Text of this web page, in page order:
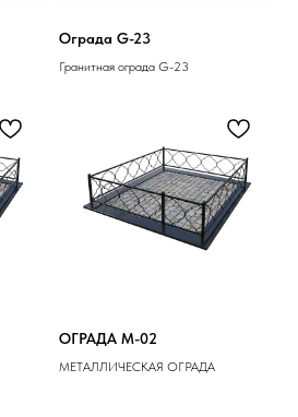
Ограда G-23
Гранитная ограда G-23
ОГРАДА M-02
МЕТАЛЛИЧЕСКАЯ ОГРАДА